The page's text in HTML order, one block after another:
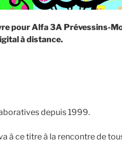
pour Alfa 3A Prévessins-
à distance.
depuis 1999.
à ce titre à la rencontre de